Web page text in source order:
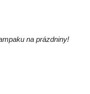
na prázdniny!